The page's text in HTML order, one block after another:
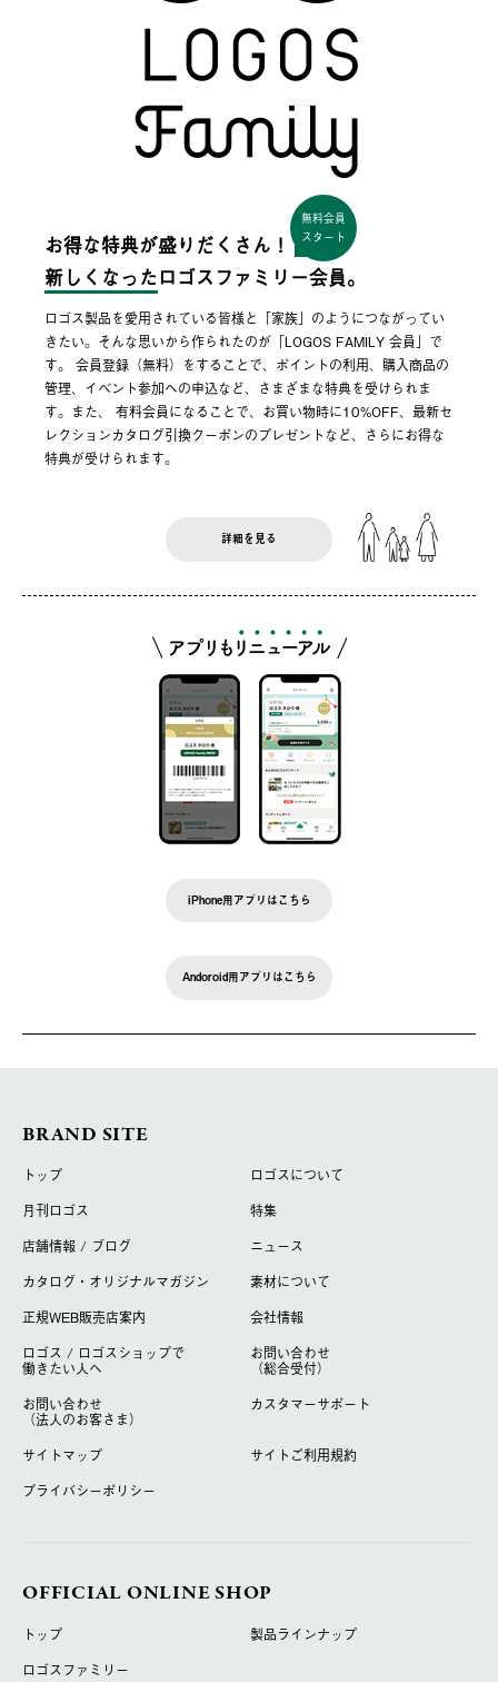
お得な特典が盛りだくさん！
無料会員
スタート
新しくなった ロゴスファミリー会員。
ロゴス製品を愛用されている皆様と「家族」のようにつながってい
きたい。そんな思いから作られたのが「LOGOS FAMILY 会員」で
す。 会員登録（無料）をすることで、ポイントの利用、購入商品の
管理、イベント参加への申込など、さまざまな特典を受けられま
す。また、 有料会員になることで、お買い物時に10%OFF、最新セ
レクションカタログ引換クーポンのプレゼントなど、さらにお得な
特典が受けられます。
詳細を見る
iPhone用アプリはこちら
Andoroid用アプリはこちら
BRAND SITE
トップ
ロゴスについて
月刊ロゴス
特集
店舗情報 / ブログ
ニュース
カタログ・オリジナルマガジン
素材について
正規WEB販売店案内
会社情報
ロゴス / ロゴスショップで
働きたい人へ
お問い合わせ
（総合受付）
お問い合わせ
（法人のお客さま）
カスタマーサポート
サイトマップ
サイトご利用規約
プライバシーポリシー
OFFICIAL ONLINE SHOP
トップ
製品ラインナップ
ロゴスファミリー